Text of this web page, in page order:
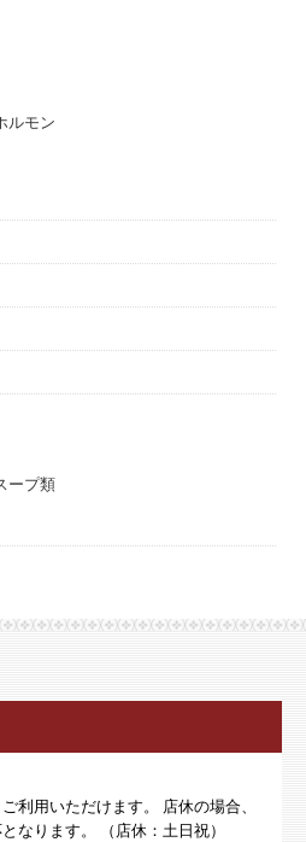
ルモン
ープ類
利用いただけます。 店休の場合、
なります。 （店休：土日祝）